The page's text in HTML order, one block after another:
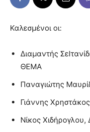
Καλεσμένοι οι:
Διαμαντής
ΘΕΜΑ
Παναγιώτης
Γιάννης
Νίκος